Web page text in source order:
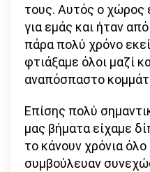
τους. Αυτός ο χώρος
για εμάς και ήταν
πάρα πολύ χρόνο
φτιάξαμε όλοι μαζί
αναπόσπαστο
Επίσης πολύ
μας βήματα είχαμε
το κάνουν χρόνια
συμβούλευαν